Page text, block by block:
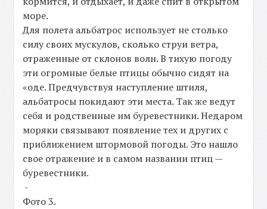
море.
Для полета альбатрос использует не столько
силу своих мускулов, сколько струи ветра,
отраженные от склонов волн. В тихую погоду
эти огромные белые птицы обычно сидят на
«оде. Предчувствуя наступление штиля,
альбатросы покидают эти места. Так же ведут
себя и родственные им буревестники. Недаром
моряки связывают появление тех и других с
приближением штормовой погоды. Это нашло
свое отражение и в самом названии птиц —
буревестники.
-
Фото 3.